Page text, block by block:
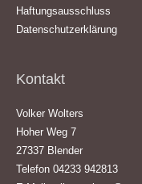
Haftungsausschluss
Datenschutzerklärung
Kontakt
Volker Wolters
Hoher Weg 7
27337 Blender
Telefon 04233 942813